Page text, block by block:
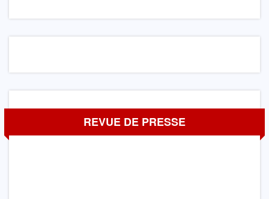
REVUE DE PRESSE